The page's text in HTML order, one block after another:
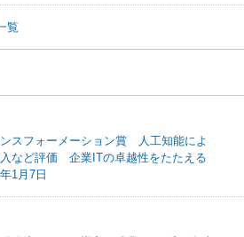
覧
スフォーメーション賞 人工知能によ
など評価 企業ITの卓越性をたたえる
1月7日